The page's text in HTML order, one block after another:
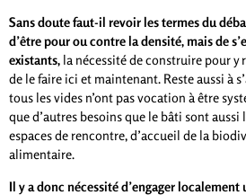
Sans doute faut-il revoir les termes du
d’être pour ou contre la densité, mais de
existants, la nécessité de construire pour
de le faire ici et maintenant. Reste aussi à
tous les vides n’ont pas vocation à être
que d’autres besoins que le bâti sont
espaces de rencontre, d’accueil de la
alimentaire.
Il y a donc nécessité d’engager localement